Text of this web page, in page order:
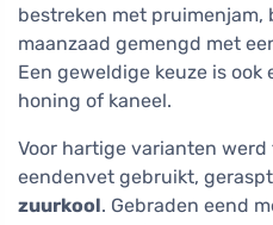
bestreken met pruimenjam,
maanzaad gemengd met
Een geweldige keuze is ook
honing of kaneel.
Voor hartige varianten
eendenvet gebruikt,
zuurkool. Gebraden eend